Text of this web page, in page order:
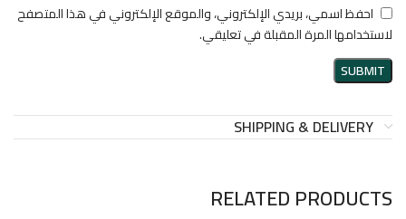
احفظ اسمي، بريدي الإلكتروني، والموقع الإلكتروني في هذا المتصفح
لاستخدامها المرة المقبلة في تعليقي.
SHIPPING & DELIVERY
RELATED PRODUCTS